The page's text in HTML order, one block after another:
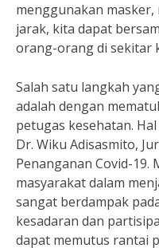
menggunakan masker,
jarak, kita dapat
orang-orang di sekitar
Salah satu langkah
adalah dengan
petugas kesehatan.
Dr. Wiku Adisasmito,
Penanganan Covid-19.
masyarakat dalam
sangat berdampak
kesadaran dan
dapat memutus rantai